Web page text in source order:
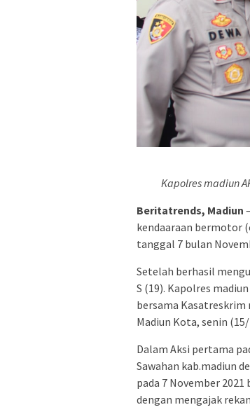
Kapolres madiun
Beritatrends, Madiun
kendaaraan bermotor
tanggal 7 bulan
Setelah berhasil
S (19). Kapolres
bersama Kasatreskrim
Madiun Kota, senin
Dalam Aksi pertama
Sawahan kab.madiun
pada 7 November 2021
dengan mengajak